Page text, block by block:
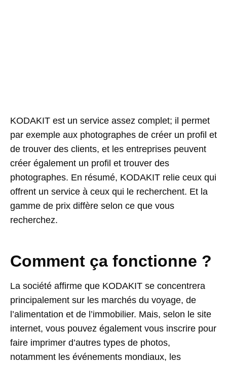
KODAKIT est un service assez complet; il permet
par exemple aux photographes de créer un profil et
de trouver des clients, et les entreprises peuvent
créer également un profil et trouver des
photographes. En résumé, KODAKIT relie ceux qui
offrent un service à ceux qui le recherchent. Et la
gamme de prix diffère selon ce que vous
recherchez.
Comment ça fonctionne ?
La société affirme que KODAKIT se concentrera
principalement sur les marchés du voyage, de
l’alimentation et de l’immobilier. Mais, selon le site
internet, vous pouvez également vous inscrire pour
faire imprimer d’autres types de photos,
notamment les événements mondiaux, les